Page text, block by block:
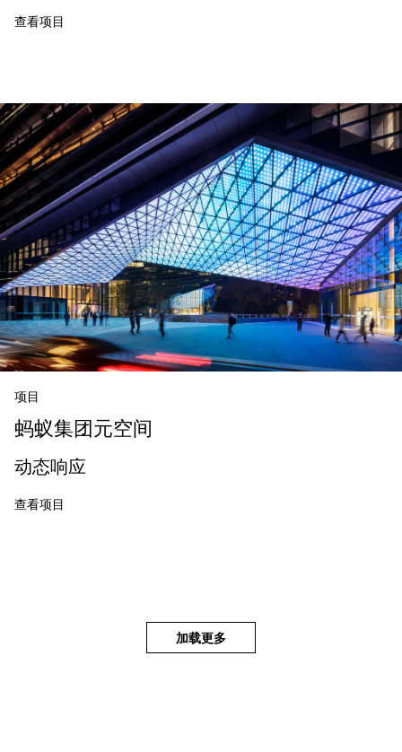
查看项目
项目
蚂蚁集团元空间
动态响应
查看项目
加载更多